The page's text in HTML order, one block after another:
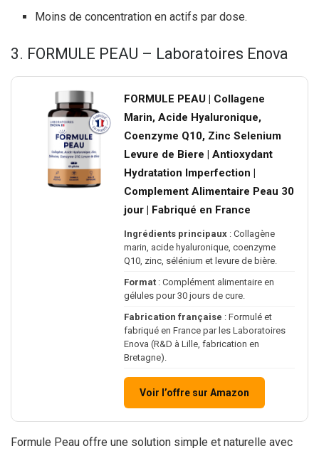
Moins de concentration en actifs par dose.
3. FORMULE PEAU – Laboratoires Enova
FORMULE PEAU | Collagene
Marin, Acide Hyaluronique,
Coenzyme Q10, Zinc Selenium
Levure de Biere | Antioxydant
Hydratation Imperfection |
Complement Alimentaire Peau 30
jour | Fabriqué en France
Ingrédients principaux : Collagène
marin, acide hyaluronique, coenzyme
Q10, zinc, sélénium et levure de bière.
Format : Complément alimentaire en
gélules pour 30 jours de cure.
Fabrication française : Formulé et
fabriqué en France par les Laboratoires
Enova (R&D à Lille, fabrication en
Bretagne).
Voir l’offre sur Amazon
Formule Peau offre une solution simple et naturelle avec